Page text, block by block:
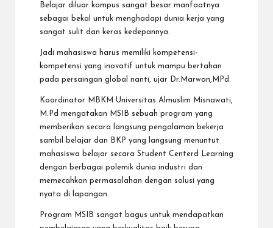
Belajar diluar kampus sangat besar manfaatnya
sebagai bekal untuk menghadapi dunia kerja yang
sangat sulit dan keras kedepannya.
Jadi mahasiswa harus memiliki kompetensi-
kompetensi yang inovatif untuk mampu bertahan
pada persaingan global nanti, ujar Dr.Marwan,MPd.
Koordinator MBKM Universitas Almuslim Misnawati,
M.Pd mengatakan MSIB sebuah program yang
memberikan secara langsung pengalaman bekerja
sambil belajar dan BKP yang langsung menuntut
mahasiswa belajar secara Student Centerd Learning
dengan berbagai polemik dunia industri dan
memecahkan permasalahan dengan solusi yang
nyata di lapangan.
Program MSIB sangat bagus untuk mendapatkan